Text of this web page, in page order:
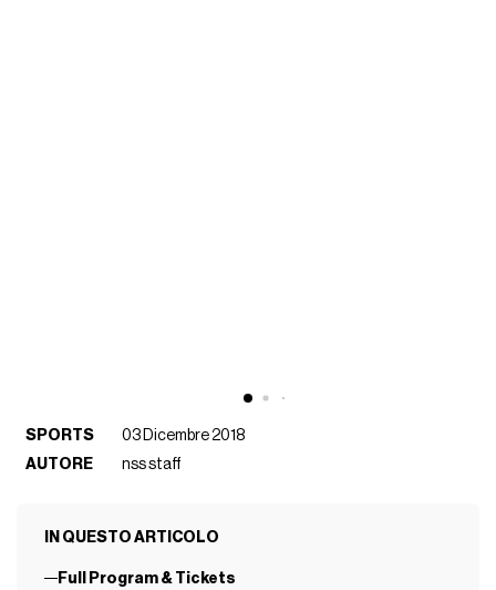
SPORTS
03 Dicembre 2018
AUTORE
nss staff
IN QUESTO ARTICOLO
Full Program & Tickets